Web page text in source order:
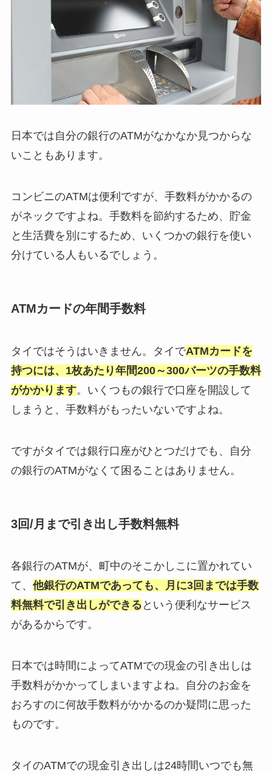
日本では自分の銀行のATMがなかなか見つからな
いこともあります。
コンビニのATMは便利ですが、手数料がかかるの
がネックですよね。手数料を節約するため、貯金
と生活費を別にするため、いくつかの銀行を使い
分けている人もいるでしょう。
ATMカードの年間手数料
タイではそうはいきません。タイでATMカードを
持つには、1枚あたり年間200～300バーツの手数料
がかかります。いくつもの銀行で口座を開設して
しまうと、手数料がもったいないですよね。
ですがタイでは銀行口座がひとつだけでも、自分
の銀行のATMがなくて困ることはありません。
3回/月まで引き出し手数料無料
各銀行のATMが、町中のそこかしこに置かれてい
て、 他銀行のATMであっても、月に3回までは手数
料無料で引き出しができる という便利なサービス
があるからです。
日本では時間によってATMでの現金の引き出しは
手数料がかかってしまいますよね。自分のお金を
おろすのに何故手数料がかかるのか疑問に思った
ものです。
タイのATMでの現金引き出しは24時間いつでも無